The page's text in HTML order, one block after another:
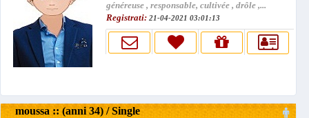
généreuse , responsable, cultivée , drôle ,...
Registrati: 21-04-2021 03:01:13
moussa :: (anni 34) / Single